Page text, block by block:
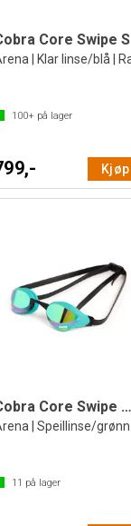
100+ på lager
Kjøp
Cobra Core Swipe Mirror Svømmebrille
11 på lager